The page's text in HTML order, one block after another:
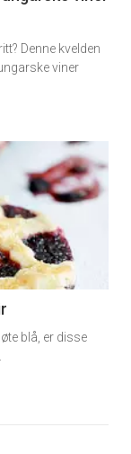
Denne kvelden
viner
blå, er disse